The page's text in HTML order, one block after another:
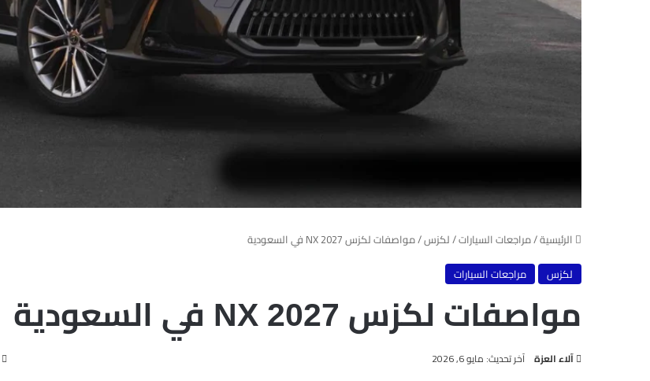
الرئيسية/مراجعات السيارات/لكزس/مواصفات لكزس NX 2027 في السعودية
لكزس
مراجعات السيارات
مواصفات لكزس NX 2027 في السعودية
آلاء العزة آخر تحديث: مايو 6, 2026